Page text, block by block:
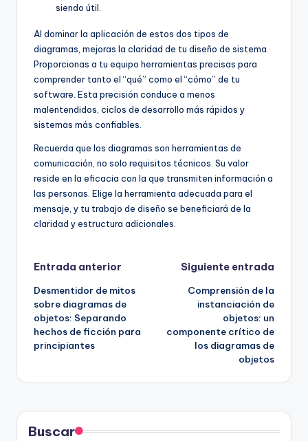
siendo útil.
Al dominar la aplicación de estos dos tipos de
diagramas, mejoras la claridad de tu diseño de sistema.
Proporcionas a tu equipo herramientas precisas para
comprender tanto el “qué” como el “cómo” de tu
software. Esta precisión conduce a menos
malentendidos, ciclos de desarrollo más rápidos y
sistemas más confiables.
Recuerda que los diagramas son herramientas de
comunicación, no solo requisitos técnicos. Su valor
reside en la eficacia con la que transmiten información a
las personas. Elige la herramienta adecuada para el
mensaje, y tu trabajo de diseño se beneficiará de la
claridad y estructura adicionales.
Navegación
de
entradas
Entrada anterior
Desmentidor de mitos
sobre diagramas de
objetos: Separando
hechos de ficción para
principiantes
Siguiente entrada
Comprensión de la
instanciación de
objetos: un
componente crítico de
los diagramas de
objetos
Buscar